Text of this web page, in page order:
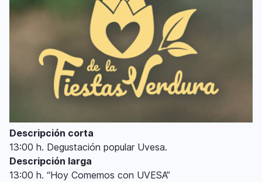
Descripción corta
13:00 h. Degustación popular Uvesa.
Descripción larga
13:00 h. “Hoy Comemos con UVESA”